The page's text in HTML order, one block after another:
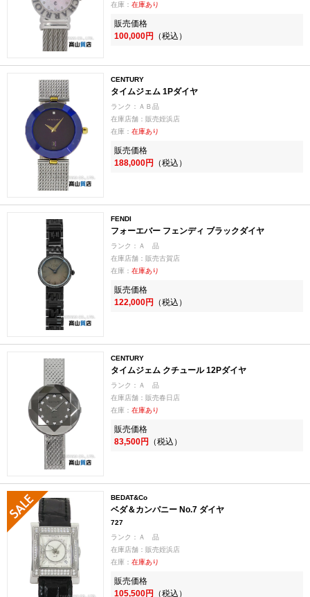
在庫： 在庫あり
販売価格
100,000円 （税込）
CENTURY
タイムジェム 1Pダイヤ
ランク：ＡＢ品
在庫店舗：販売姪浜店
在庫： 在庫あり
販売価格
188,000円 （税込）
FENDI
フォーエバー フェンディ ブラックダイヤ
ランク：Ａ 品
在庫店舗：販売古賀店
在庫： 在庫あり
販売価格
122,000円 （税込）
CENTURY
タイムジェム クチュール 12Pダイヤ
ランク：Ａ 品
在庫店舗：販売春日店
在庫： 在庫あり
販売価格
83,500円 （税込）
BEDAT&Co
ベダ＆カンパニー No.7 ダイヤ
727
ランク：Ａ 品
在庫店舗：販売姪浜店
在庫： 在庫あり
販売価格
105,500円 （税込）